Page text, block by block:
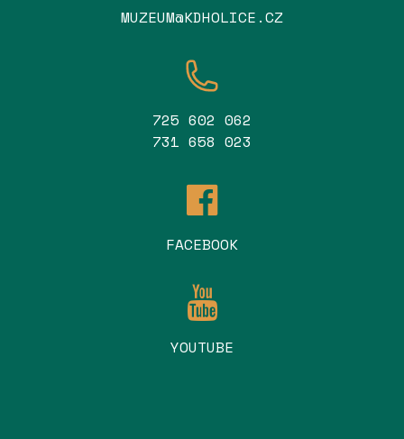
MUZEUM@KDHOLICE.CZ
725 602 062
731 658 023
FACEBOOK
YOUTUBE